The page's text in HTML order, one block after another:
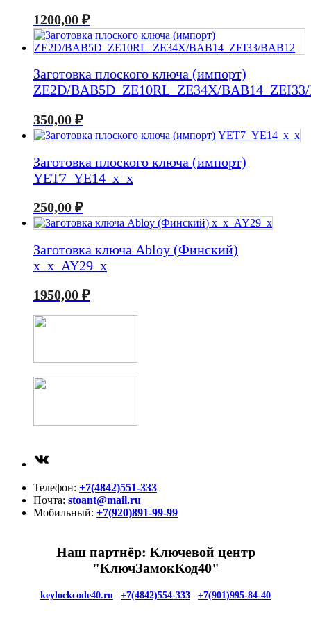
1200,00 ₽
Заготовка плоского ключа (импорт)
ZE2D/BAB5D_ZE10RL_ZE34X/
350,00 ₽
Заготовка плоского ключа (импорт)
YET7_YE14_x_x
250,00 ₽
Заготовка ключа Abloy (Финский)
x_x_AY29_x
1950,00 ₽
Телефон: +7(4842)551-333
Почта: stoant@mail.ru
Мобильный: +7(920)891-99-99
Наш партнёр: Ключевой центр
"КлючЗамокКод40"
keylockcode40.ru +7(4842)554-333 +7(901)995-84-40